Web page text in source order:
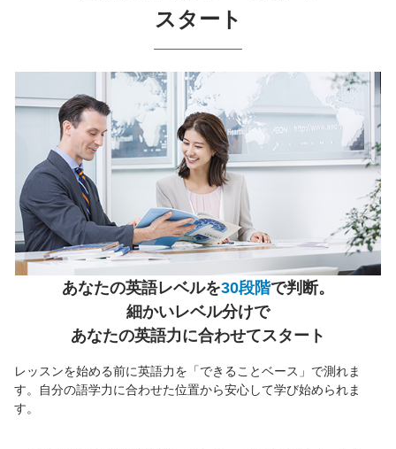
スタート
あなたの英語レベルを30段階で判断。
細かいレベル分けで
あなたの英語力に合わせてスタート
レッスンを始める前に英語力を「できることベース」で測れま
す。自分の語学力に合わせた位置から安心して学び始められま
す。